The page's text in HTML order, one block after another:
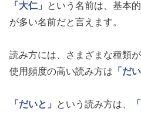
「大仁」
という名前は、基本
が多い名前だと言えます。
読み方には、さまざまな種類
使用頻度の高い読み方は 「だ
「だいと」 という読み方は、